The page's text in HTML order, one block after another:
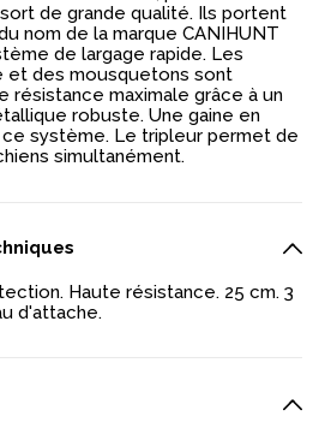
de grande qualité. Ils portent
nom de la marque CANIHUNT
de largage rapide. Les
et des mousquetons sont
résistance maximale grâce à un
robuste. Une gaine en
système. Le tripleur permet de
simultanément.
Haute résistance. 25 cm. 3
d'attache.